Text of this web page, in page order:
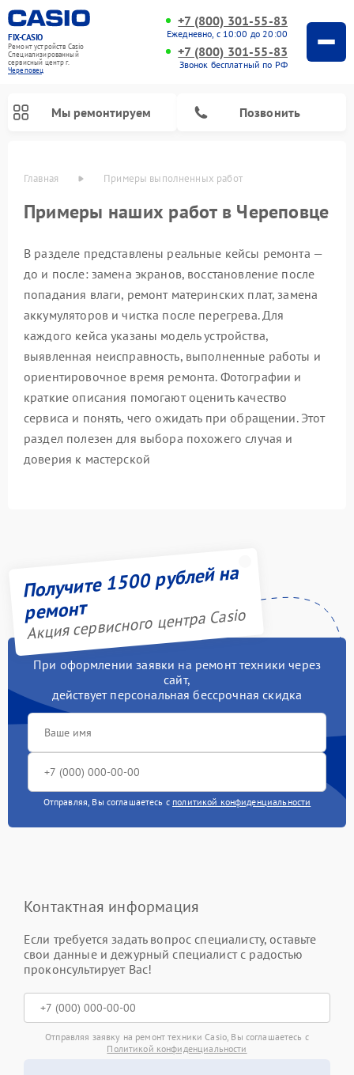
FIX-CASIO
Ремонт устройств Casio
Специализированный
cервисный центр г.
Череповец
+7 (800) 301-55-83
Ежедневно, с 10:00 до 20:00
+7 (800) 301-55-83
Звонок бесплатный по РФ
Мы ремонтируем Позвонить
Главная Примеры выполненных работ
Примеры наших работ в Череповце
В разделе представлены реальные кейсы ремонта —
до и после: замена экранов, восстановление после
попадания влаги, ремонт материнских плат, замена
аккумуляторов и чистка после перегрева. Для
каждого кейса указаны модель устройства,
выявленная неисправность, выполненные работы и
ориентировочное время ремонта. Фотографии и
краткие описания помогают оценить качество
сервиса и понять, чего ожидать при обращении. Этот
раздел полезен для выбора похожего случая и
доверия к мастерской
Получите 1500 рублей на
ремонт
Акция сервисного центра Casio
При оформлении заявки на ремонт техники через
сайт,
действует персональная бессрочная скидка
Отправляя, Вы соглашаетесь с политикой конфиденциальности
Контактная информация
Если требуется задать вопрос специалисту, оставьте
свои данные и дежурный специалист с радостью
проконсультирует Вас!
Отправляя заявку на ремонт техники Casio, Вы соглашаетесь с
Политикой конфиденциальности